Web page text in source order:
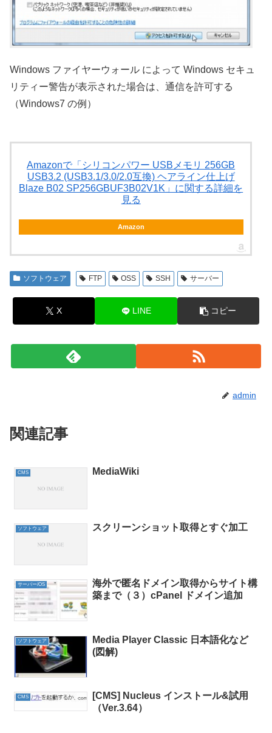
Windows ファイヤーウォール によって Windows セキュ
リティー警告が表示された場合は、通信を許可する
（Windows7 の例）
Amazonで「シリコンパワー USBメモリ 256GB
USB3.2 (USB3.1/3.0/2.0互換) ヘアライン仕上げ
Blaze B02 SP256GBUF3B02V1K」に関する詳細を
見る
Amazon
ソフトウェア FTP OSS SSH サーバー
X LINE コピー
admin
関連記事
CMS MediaWiki
ソフトウェア スクリーンショット取得とすぐ加工
サーバー/OS
海外で匿名ドメイン取得からサイト構
築まで（３）cPanel ドメイン追加
ソフトウェア
Media Player Classic 日本語化など
(図解)
CMS
[CMS] Nucleus インストール&試用
（Ver.3.64）